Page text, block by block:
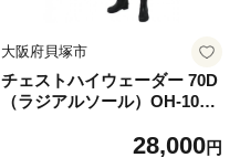
大阪府貝塚市
チェストハイウェーダー 70D
（ラジアルソール）OH-103R
28,000円